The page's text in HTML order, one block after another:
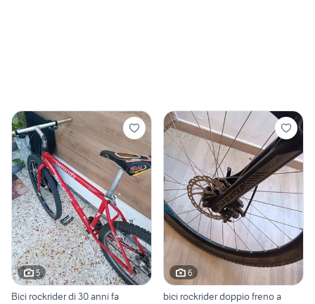
5
Bici rockrider di 30 anni fa
6
bici rockrider doppio freno a